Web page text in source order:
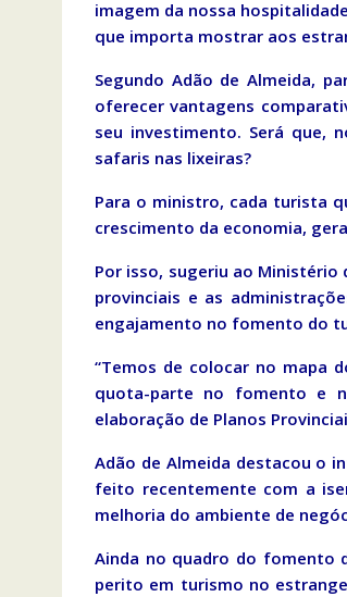
imagem da nossa
que importa mostrar aos
Segundo Adão de Almeida,
oferecer vantagens
seu investimento. Será que,
safaris nas lixeiras?
Para o ministro, cada turista
crescimento da economia,
Por isso, sugeriu ao
provinciais e as
engajamento no fomento do
“Temos de colocar no mapa
quota-parte no fomento e
elaboração de Planos
Adão de Almeida destacou o
feito recentemente com a
melhoria do ambiente de
Ainda no quadro do fomento
perito em turismo no